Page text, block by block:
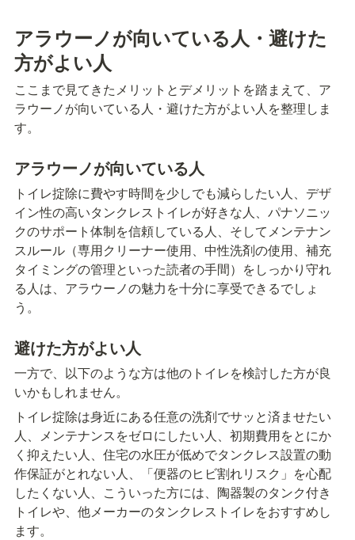
アラウーノが向いている人・避けた
方がよい人
ここまで見てきたメリットとデメリットを踏まえて、ア
ラウーノが向いている人・避けた方がよい人を整理しま
す。
アラウーノが向いている人
トイレ掟除に費やす時間を少しでも減らしたい人、デザ
イン性の高いタンクレストイレが好きな人、パナソニッ
クのサポート体制を信頼している人、そしてメンテナン
スルール（専用クリーナー使用、中性洗剤の使用、補充
タイミングの管理といった読者の手間）をしっかり守れ
る人は、アラウーノの魅力を十分に享受できるでしょ
う。
避けた方がよい人
一方で、以下のような方は他のトイレを検討した方が良
いかもしれません。
トイレ掟除は身近にある任意の洗剤でサッと済ませたい
人、メンテナンスをゼロにしたい人、初期費用をとにか
く抑えたい人、住宅の水圧が低めでタンクレス設置の動
作保証がとれない人、「便器のヒビ割れリスク」を心配
したくない人、こういった方には、陶器製のタンク付き
トイレや、他メーカーのタンクレストイレをおすすめし
ます。